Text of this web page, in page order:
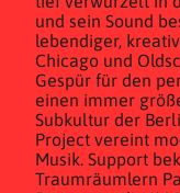
und sein Sound
lebendiger,
Chicago und
Gespür für den
einen immer
Subkultur der
Project vereint
Musik. Support
Traumräumlern